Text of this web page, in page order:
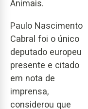
Animais.
Paulo Nascimento
Cabral foi o único
deputado europeu
presente e citado
em nota de
imprensa,
considerou que